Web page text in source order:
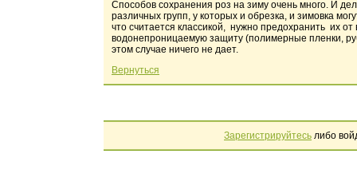
Способов сохранения роз на зиму очень много. И
различных групп, у которых и обрезка, и зимовка
что считается классикой, нужно предохранить их
водонепроницаемую защиту (полимерные пленки,
этом случае ничего не дает.
Вернуться
Зарегистрируйтесь либо